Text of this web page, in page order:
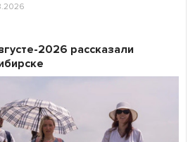
2026 рассказали